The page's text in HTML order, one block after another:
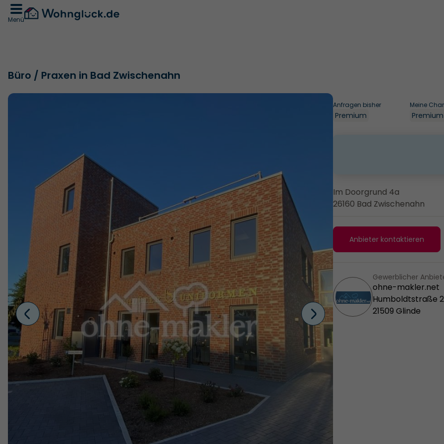
Menü
Büro / Praxen in Bad Zwischenahn
Anfragen bisher
Premium
Meine
Premium
Im Doorgrund 4a
26160 Bad Zwischenahn
Anbieter kontaktieren
Gewerblicher
ohne-makler.net
Humboldtstraße
21509 Glinde